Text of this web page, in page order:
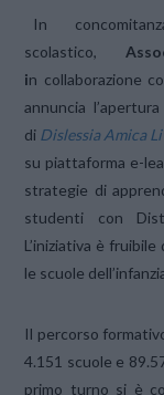
In
scolastico,
in collaborazione
annuncia
di Dislessia Amica
su piattaforma e-
strategie di
studenti con
L’iniziativa è
le scuole
Il percorso
4.151 scuole e
primo turno si è